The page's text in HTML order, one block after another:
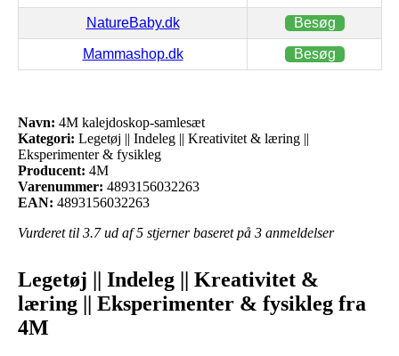
NatureBaby.dk Besøg
Mammashop.dk Besøg
Navn: 4M kalejdoskop-samlesæt
Kategori: Legetøj || Indeleg || Kreativitet & læring ||
Eksperimenter & fysikleg
Producent: 4M
Varenummer: 4893156032263
EAN: 4893156032263
Vurderet til 3.7ud af 5 stjerner baseret på 3 anmeldelser
Legetøj || Indeleg || Kreativitet &
læring || Eksperimenter & fysikleg fra
4M